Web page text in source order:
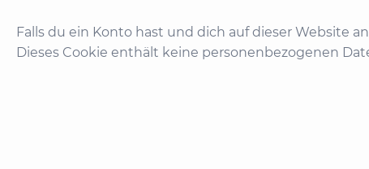
Falls du ein Konto hast und dich auf dieser Website
Dieses Cookie enthält keine personenbezogenen